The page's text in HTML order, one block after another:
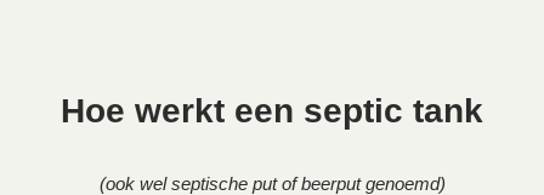
Hoe werkt een septic tank
(ook wel septische put of beerput genoemd)